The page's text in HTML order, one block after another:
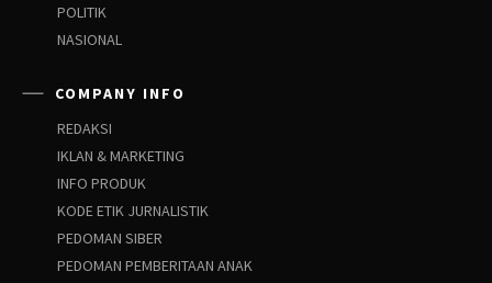
POLITIK
NASIONAL
COMPANY INFO
REDAKSI
IKLAN & MARKETING
INFO PRODUK
KODE ETIK JURNALISTIK
PEDOMAN SIBER
PEDOMAN PEMBERITAAN ANAK